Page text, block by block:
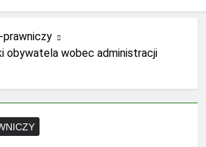
obywatela wobec administracji